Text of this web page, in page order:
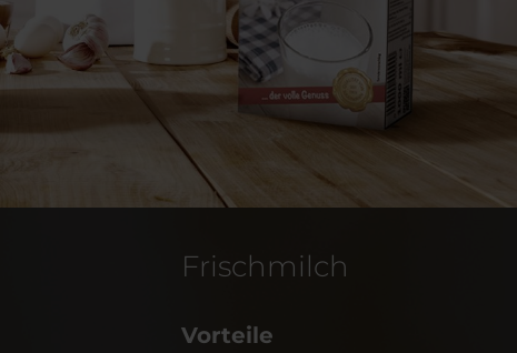
Frischmilch
Vorteile